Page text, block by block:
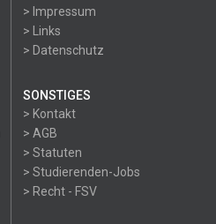
> Impressum
> Links
> Datenschutz
SONSTIGES
> Kontakt
> AGB
> Statuten
> Studierenden-Jobs
> Recht - FSV